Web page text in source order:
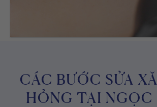
CÁC BƯỚC SỬA
HỎNG TẠI NGỌC